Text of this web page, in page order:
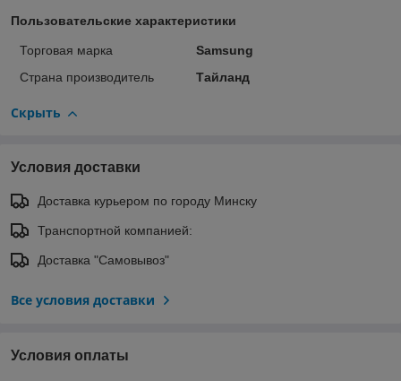
Пользовательские характеристики
Торговая марка
Samsung
Страна производитель
Тайланд
Скрыть
Условия доставки
Доставка курьером по городу Минску
Транспортной компанией:
Доставка "Самовывоз"
Все условия доставки
Условия оплаты